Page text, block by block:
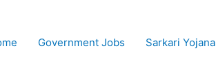
Government Jobs Sarkari Yojana